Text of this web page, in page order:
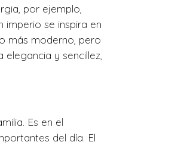
por ejemplo,
se inspira en
más moderno, pero
elegancia y sencillez,
Es en el
del día. El